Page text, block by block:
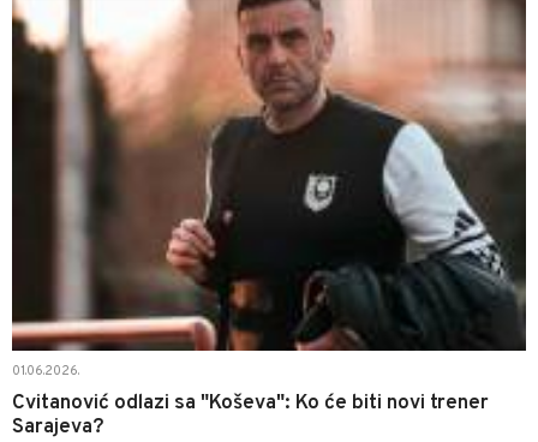
01.06.2026.
Cvitanović odlazi sa "Koševa": Ko će biti novi trener
Sarajeva?